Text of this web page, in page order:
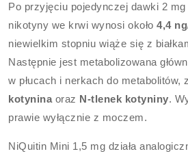
Po przyjęciu pojedynczej dawki 2
nikotyny we krwi wynosi około4,4
niewielkim stopniu wiąże się z
Następnie jest metabolizowana
w płucach i nerkach do metabolitów,
kotynina oraz N-tlenek kotyniny.
prawie wyłącznie z moczem.
NiQuitin Mini 1,5 mg działa